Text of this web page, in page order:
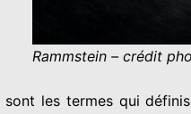
Rammstein – crédit
les termes qui